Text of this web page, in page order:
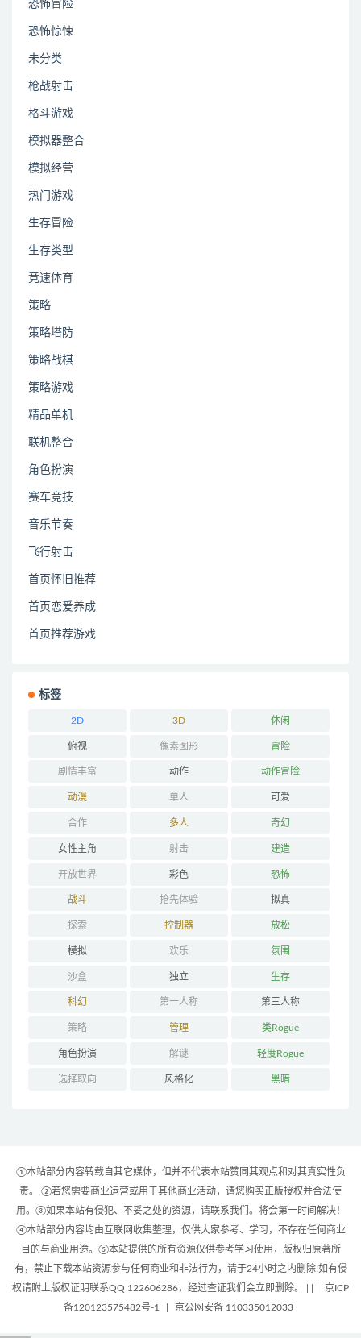
恐怖冒险
恐怖惊悚
未分类
枪战射击
格斗游戏
模拟器整合
模拟经营
热门游戏
生存冒险
生存类型
竞速体育
策略
策略塔防
策略战棋
策略游戏
精品单机
联机整合
角色扮演
赛车竞技
音乐节奏
飞行射击
首页怀旧推荐
首页恋爱养成
首页推荐游戏
标签
2D 3D 休闲
俯视 像素图形 冒险
剧情丰富 动作 动作冒险
动漫 单人 可爱
合作 多人 奇幻
女性主角 射击 建造
开放世界 彩色 恐怖
战斗 抢先体验 拟真
探索 控制器 放松
模拟 欢乐 氛围
沙盒 独立 生存
科幻 第一人称 第三人称
策略 管理 类Rogue
角色扮演 解谜 轻度Rogue
选择取向 风格化 黑暗
①本站部分内容转载自其它媒体，但并不代表本站赞同其观点和对其真实性负
责。 ②若您需要商业运营或用于其他商业活动，请您购买正版授权并合法使
用。③如果本站有侵犯、不妥之处的资源，请联系我们。将会第一时间解决！
④本站部分内容均由互联网收集整理，仅供大家参考、学习，不存在任何商业
目的与商业用途。⑤本站提供的所有资源仅供参考学习使用，版权归原著所
有，禁止下载本站资源参与任何商业和非法行为，请于24小时之内删除!如有侵
权请附上版权证明联系QQ 122606286，经过查证我们会立即删除。 | |
京ICP
备120123575482号-1
京公网安备 110335012033